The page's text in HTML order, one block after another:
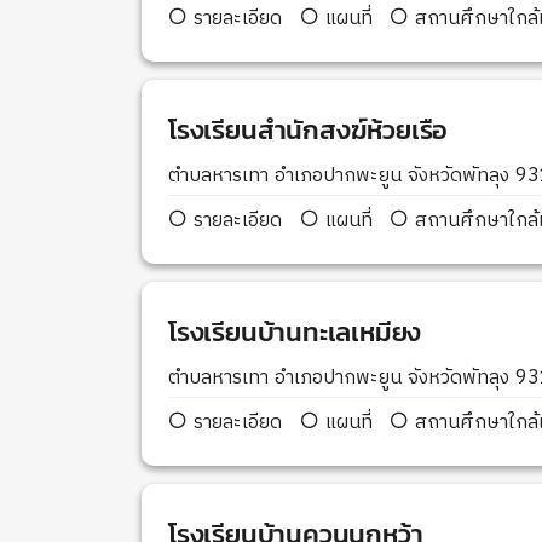
รายละเอียด
แผนที่ สถานศึกษาใกล้
โรงเรียนสำนักสงฆ์ห้วยเรือ
ตำบลหารเทา อำเภอปากพะยูน จังหวัดพัทลุง
รายละเอียด
แผนที่ สถานศึกษาใกล้
โรงเรียนบ้านทะเลเหมียง
ตำบลหารเทา อำเภอปากพะยูน จังหวัดพัทลุง
รายละเอียด
แผนที่ สถานศึกษาใกล้